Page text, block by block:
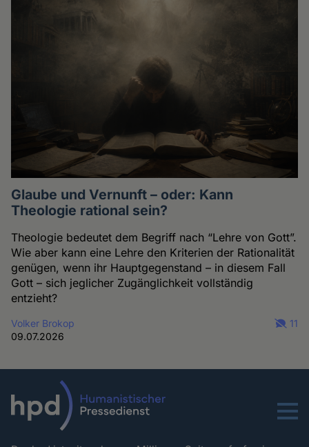
Glaube und Vernunft – oder: Kann
Theologie rational sein?
Theologie bedeutet dem Begriff nach “Lehre von Gott”.
Wie aber kann eine Lehre den Kriterien der Rationalität
genügen, wenn ihr Hauptgegenstand – in diesem Fall
Gott – sich jeglicher Zugänglichkeit vollständig
entzieht?
Volker Brokop
09.07.2026
11
Menu